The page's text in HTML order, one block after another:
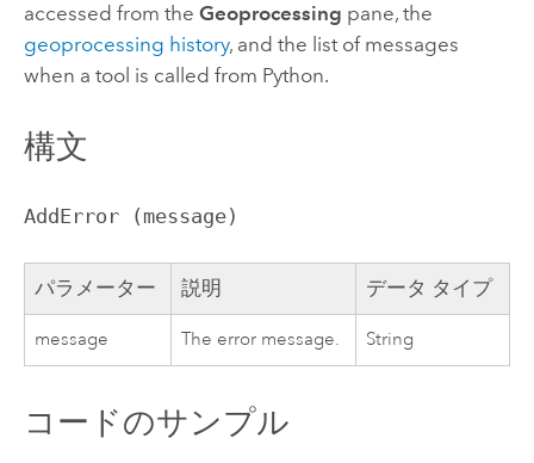
accessed from the Geoprocessing pane, the
geoprocessing history, and the list of messages
when a tool is called from Python.
構文
AddError (message)
パラメーター 説明 データ タイプ
message The error message. String
コードのサンプル